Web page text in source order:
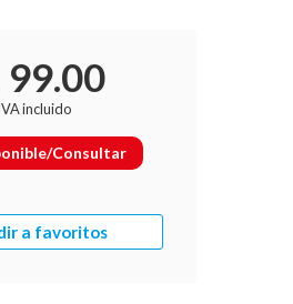
99.00
incluido
Consultar
a favoritos